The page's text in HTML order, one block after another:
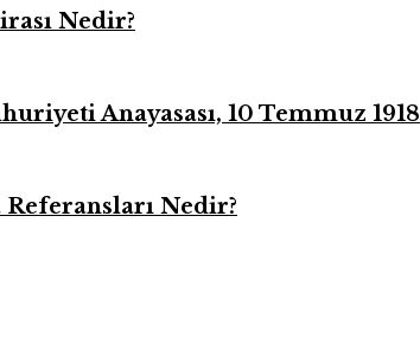
Nedir?
Anayasası, 10 Temmuz 1918
Nedir?